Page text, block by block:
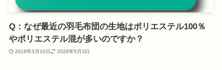
Q：なぜ最近の羽毛布団の生地はポリエステル100％
やポリエステル混が多いのですか？
2016年3月10日 2026年5月3日